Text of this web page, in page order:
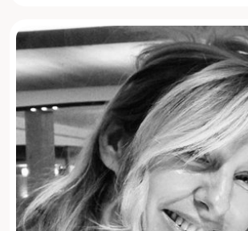
Scopri di più